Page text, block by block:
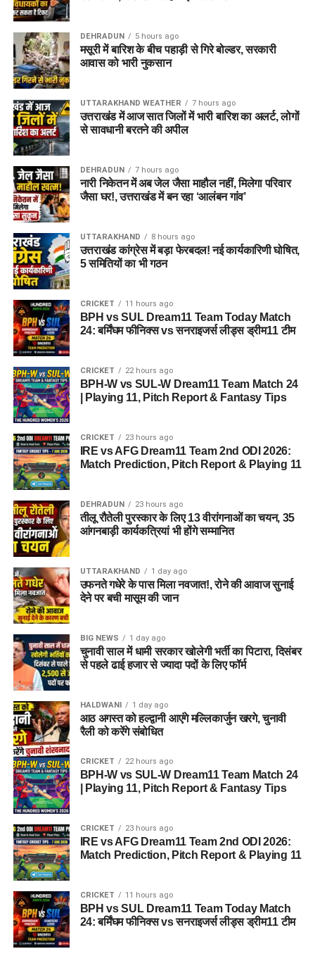
घायलों का इलाज जारी
फिलहाल, अधिकांश घायलों का इलाज डडेलधुरा अस्पताल में किया जा रहा
है, जबकि गंभीर रूप से घायलों को बेहतर उपचार के लिए धनगढ़ी रेफर किया
गया है. प्रशासन द्वारा पूरे मामले की जांच की जा रही है।
DEHRADUN 5 hours ago
मसूरी में बारिश के बीच पहाड़ी से गिरे बोल्डर, सरकारी
आवास को भारी नुकसान
UTTARAKHAND WEATHER 7 hours ago
उत्तराखंड में आज सात जिलों में भारी बारिश का अलर्ट, लोगों
से सावधानी बरतने की अपील
DEHRADUN 7 hours ago
नारी निकेतन में अब जेल जैसा माहौल नहीं, मिलेगा परिवार
जैसा घर!, उत्तराखंड में बन रहा ‘आलंबन गांव’
UTTARAKHAND 8 hours ago
उत्तराखंड कांग्रेस में बड़ा फेरबदल! नई कार्यकारिणी घोषित,
5 समितियों का भी गठन
CRICKET 11 hours ago
BPH vs SUL Dream11 Team Today Match
24: बर्मिंघम फीनिक्स vs सनराइजर्स लीड्स ड्रीम11 टीम
CRICKET 22 hours ago
BPH-W vs SUL-W Dream11 Team Match 24
| Playing 11, Pitch Report & Fantasy Tips
CRICKET 23 hours ago
IRE vs AFG Dream11 Team 2nd ODI 2026:
Match Prediction, Pitch Report & Playing 11
DEHRADUN 23 hours ago
तीलू रौतेली पुरस्कार के लिए 13 वीरांगनाओं का चयन, 35
आंगनबाड़ी कार्यकत्रियां भी होंगे सम्मानित
UTTARAKHAND 1 day ago
उफनते गधेरे के पास मिला नवजात!, रोने की आवाज सुनाई
देने पर बची मासूम की जान
BIG NEWS 1 day ago
चुनावी साल में धामी सरकार खोलेगी भर्ती का पिटारा, दिसंबर
से पहले ढाई हजार से ज्यादा पदों के लिए फॉर्म
HALDWANI 1 day ago
आठ अगस्त को हल्द्वानी आएंगे मल्लिकार्जुन खरगे, चुनावी
रैली को करेंगे संबोधित
CRICKET 22 hours ago
BPH-W vs SUL-W Dream11 Team Match 24
| Playing 11, Pitch Report & Fantasy Tips
CRICKET 23 hours ago
IRE vs AFG Dream11 Team 2nd ODI 2026:
Match Prediction, Pitch Report & Playing 11
CRICKET 11 hours ago
BPH vs SUL Dream11 Team Today Match
24: बर्मिंघम फीनिक्स vs सनराइजर्स लीड्स ड्रीम11 टीम